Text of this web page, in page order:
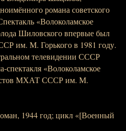
романа советского
«Волоколамское
Шиловского впервые был
им. М. Горького в 1981 году.
телевидении СССР
спектакля «Волоколамское
МХАТ СССР им. М.
1944 год; цикл «[Военный